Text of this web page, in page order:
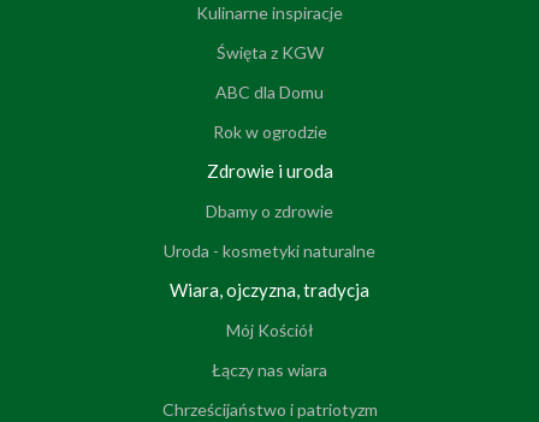
Kulinarne inspiracje
Święta z KGW
ABC dla Domu
Rok w ogrodzie
Zdrowie i uroda
Dbamy o zdrowie
Uroda - kosmetyki naturalne
Wiara, ojczyzna, tradycja
Mój Kościół
Łączy nas wiara
Chrześcijaństwo i patriotyzm